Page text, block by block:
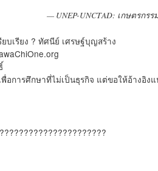
— UNEP-UNCTAD: เกษตรก
ยบเรียง ? ทัศนีย์ เศรษฐ์บุญสร้าง
อการศึกษาที่ไม่เป็นธุรกิจ แต่ขอให้อ้างอิง